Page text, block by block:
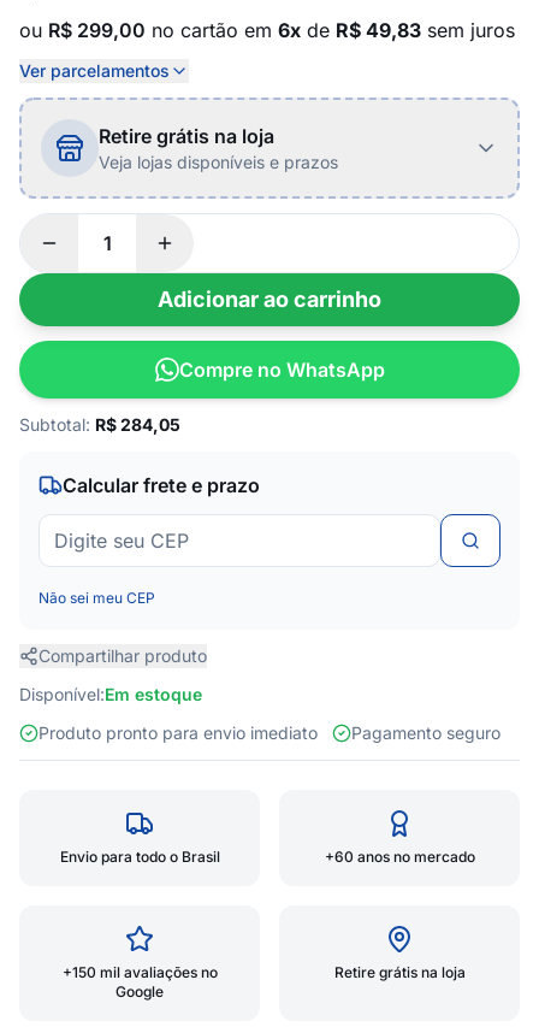
ou R$ 299,00 no cartão em 6x de R$ 49,83 sem juros
Ver parcelamentos
Retire grátis na loja
Veja lojas disponíveis e prazos
Adicionar ao carrinho
Compre no WhatsApp
Subtotal: R$284,05
Calcular frete e prazo
Não sei meu CEP
Compartilhar produto
Disponível:Em estoque
Produto pronto para envio imediato
Pagamento seguro
Envio para todo o Brasil +60 anos no mercado
+150 mil avaliações no
Google
Retire grátis na loja